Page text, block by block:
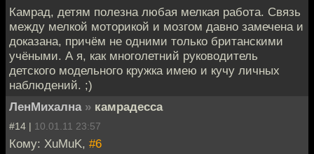
Камрад, детям полезна любая мелкая работа. Связь
между мелкой моторикой и мозгом давно замечена и
доказана, причём не одними только британскими
учёными. А я, как многолетний руководитель
детского модельного кружка имею и кучу личных
наблюдений. ;)
ЛенМихална » камрадесса
#14 | 10.01.11 23:57
Кому: XuMuK, #6